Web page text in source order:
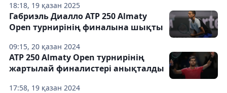
18:18, 19 қазан 2025
09:15, 20 қазан 2024
Габриэль Диалло ATP 250 Almaty
Open турнирінің финалына шықты
17:58, 19 қазан 2024
ATP 250 Almaty Open турнирінің
жартылай финалистері анықталды